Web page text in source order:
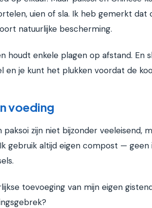
uien of sla. Ik heb gemerkt
natuurlijke bescherming.
houdt enkele plagen op afstand. En
en je kunt het plukken voordat de
voeding
paksoi zijn niet bijzonder veeleisend,
gebruik altijd eigen compost — geen
toevoeging van mijn eigen